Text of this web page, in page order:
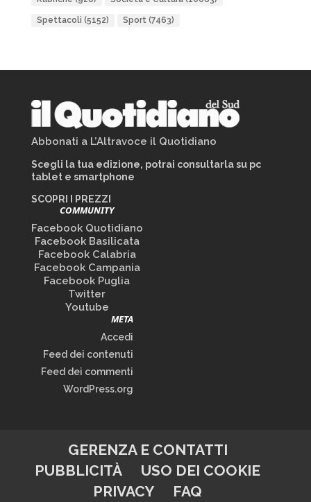
Spettacoli (5152) Sport(7463)
Abbonati a L’Altravoce il Quotidiano
Scegli la tua edizione, potrai consultarla su pc
tablet e smartphone
SCOPRI I PREZZI
COMMUNITY
Facebook Quotidiano
Facebook Basilicata
Facebook Calabria
Facebook Campania
Facebook Puglia
Twitter
Youtube
META
Accedi
Feed dei contenuti
Feed dei commenti
WordPress.org
GERENZA E CONTATTI
PUBBLICITÀ
USO DEI COOKIE
PRIVACY
FAQ